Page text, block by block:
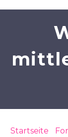
Startseite